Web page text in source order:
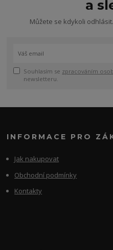
a
Můžete se kdykoli
Souhlasím se zpracováním
newsletteru.
INFORMACE PRO
Jak nakupovat
Obchodní podmínky
Kontakty